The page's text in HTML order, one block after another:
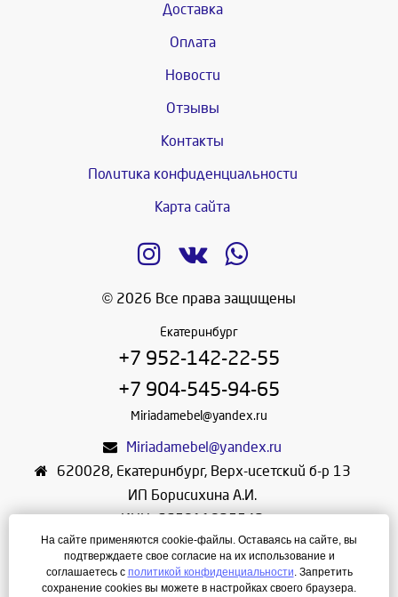
Доставка
Оплата
Новости
Отзывы
Контакты
Политика конфиденциальности
Карта сайта
© 2026 Все права защищены
Екатеринбург
+7 952-142-22-55
+7 904-545-94-65
Miriadamebel@yandex.ru
Miriadamebel@yandex.ru
620028, Екатеринбург, Верх-исетский б-р 13
ИП Борисихина А.И.
ИНН: 665811825542
ОГРНИП: 312665804600057
Режим работы: Ежедневно с 10-30 до 19-30
На сайте применяются cookie-файлы. Оставаясь на сайте, вы
подтверждаете свое согласие на их использование и
соглашаетесь с политикой конфиденциальности. Запретить
сохранение cookies вы можете в настройках своего браузера.